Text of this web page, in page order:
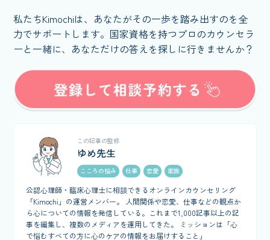
私たちKimochiは、あなたがその一歩を踏み出すのを全
力でサポートします。国家資格を持つプロのカウンセラ
ーと一緒に、あなただけの答えを探しに行きませんか？
この記事の監修
ゆめ先生
こころの悩み 仕事 恋愛 家族
公認心理師・臨床心理士に相談できるオンラインカウンセリング
「Kimochi」の運営メンバー。 人間関係や恋愛、仕事などの観点か
ら心についての情報を発信している。これまで1,000記事以上の記
事を編集し、複数のメディアを運用してきた。 ミッションは「心
で悩むすべての方に心のケアの情報をお届けすること」